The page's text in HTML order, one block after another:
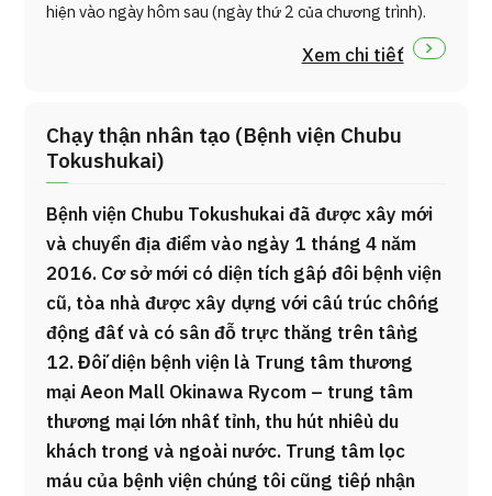
hiện vào ngày hôm sau (ngày thứ 2 của chương trình).
Xem chi tiết
Chạy thận nhân tạo (Bệnh viện Chubu
Tokushukai)
Bệnh viện Chubu Tokushukai đã được xây mới
và chuyển địa điểm vào ngày 1 tháng 4 năm
2016. Cơ sở mới có diện tích gấp đôi bệnh viện
cũ, tòa nhà được xây dựng với cấu trúc chống
động đất và có sân đỗ trực thăng trên tầng
12. Đối diện bệnh viện là Trung tâm thương
mại Aeon Mall Okinawa Rycom – trung tâm
thương mại lớn nhất tỉnh, thu hút nhiều du
khách trong và ngoài nước. Trung tâm lọc
máu của bệnh viện chúng tôi cũng tiếp nhận